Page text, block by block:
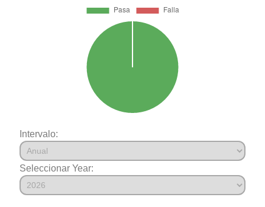
Intervalo:
Seleccionar Year: